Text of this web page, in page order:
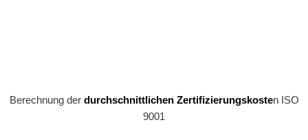
Berechnung der durchschnittlichen Zertifizierungskosten ISO
9001